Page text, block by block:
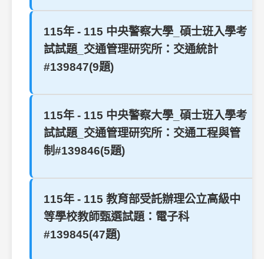
115年 - 115 中央警察大學_碩士班入學考
試試題_交通管理研究所：交通統計
#139847(9題)
115年 - 115 中央警察大學_碩士班入學考
試試題_交通管理研究所：交通工程與管
制#139846(5題)
115年 - 115 教育部受託辦理公立高級中
等學校教師甄選試題：電子科
#139845(47題)